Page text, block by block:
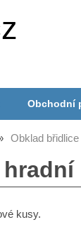
Obchodní
Obklad
kusy.